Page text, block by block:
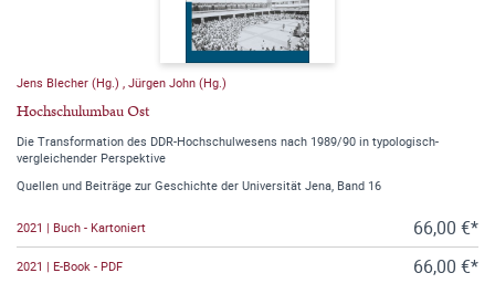
Jens Blecher (Hg.) Jürgen John (Hg.)
Hochschulumbau Ost
Die Transformation des DDR-Hochschulwesens nach 1989/90 in typologisch-
vergleichender Perspektive
Quellen und Beiträge zur Geschichte der Universität Jena, Band 16
2021 | Buch - Kartoniert 66,00 €*
2021 | E-Book - PDF 66,00 €*